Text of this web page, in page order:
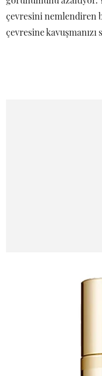
çevresini nemlendiren
çevresine kavuşmanızı